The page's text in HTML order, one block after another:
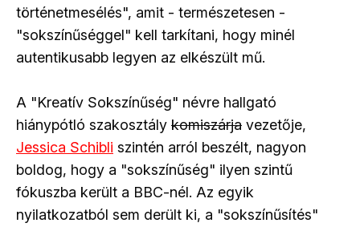
történetmesélés", amit - természetesen -
"sokszínűséggel" kell tarkítani, hogy minél
autentikusabb legyen az elkészült mű.
A "Kreatív Sokszínűség" névre hallgató
hiánypótló szakosztály komiszárja vezetője,
Jessica Schibli szintén arról beszélt, nagyon
boldog, hogy a "sokszínűség" ilyen szintű
fókuszba került a BBC-nél. Az egyik
nyilatkozatból sem derült ki, a "sokszínűsítés"